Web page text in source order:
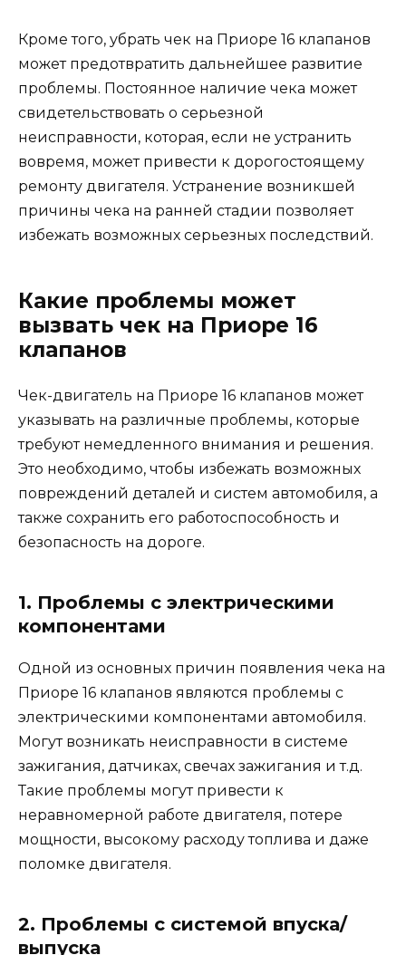
Кроме того, убрать чек на Приоре 16 клапанов
может предотвратить дальнейшее развитие
проблемы. Постоянное наличие чека может
свидетельствовать о серьезной
неисправности, которая, если не устранить
вовремя, может привести к дорогостоящему
ремонту двигателя. Устранение возникшей
причины чека на ранней стадии позволяет
избежать возможных серьезных последствий.
Какие проблемы может
вызвать чек на Приоре 16
клапанов
Чек-двигатель на Приоре 16 клапанов может
указывать на различные проблемы, которые
требуют немедленного внимания и решения.
Это необходимо, чтобы избежать возможных
повреждений деталей и систем автомобиля, а
также сохранить его работоспособность и
безопасность на дороге.
1. Проблемы с электрическими
компонентами
Одной из основных причин появления чека на
Приоре 16 клапанов являются проблемы с
электрическими компонентами автомобиля.
Могут возникать неисправности в системе
зажигания, датчиках, свечах зажигания и т.д.
Такие проблемы могут привести к
неравномерной работе двигателя, потере
мощности, высокому расходу топлива и даже
поломке двигателя.
2. Проблемы с системой впуска/
выпуска